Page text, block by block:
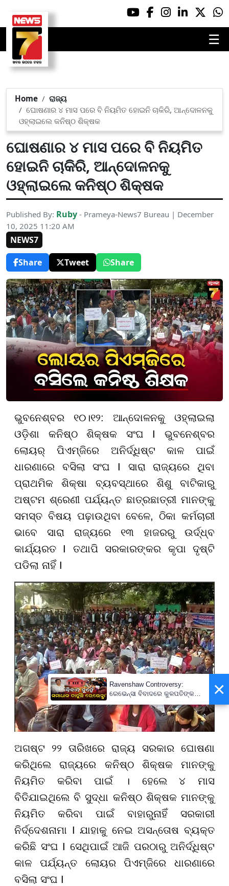
☰
Home
ରାଜ୍ୟ
ଘୋଷଣାର ୪ ମାସ ପରେ ବି ନିୟମିତ ହୋଇନି ଚାକିରି, ଆନ୍ଦୋଳନକୁ
ଓହ୍ଲାଇଲେ କନିଷ୍ଠ ଶିକ୍ଷକ
ଘୋଷଣାର ୪ ମାସ ପରେ ବି ନିୟମିତ
ହୋଇନି ଚାକିରି, ଆନ୍ଦୋଳନକୁ
ଓହ୍ଲାଇଲେ କନିଷ୍ଠ ଶିକ୍ଷକ
Published By: Ruby - Prameya-News7 Bureau | December
10, 2025 11:20 AM
NEWS7
Share
Tweet Share
ଭୁବନେଶ୍ବର ୧୦।୧୨: ଆନ୍ଦୋଳନକୁ ଓହ୍ଲାଇଲା
ଓଡ଼ିଶା କନିଷ୍ଠ ଶିକ୍ଷକ ସଂଘ I ଭୁବନେଶ୍ବର
ଲୋୟର୍ ପିଏମ୍ଜିରେ ଅନିର୍ଦ୍ଧିଷ୍ଟ କାଳ ପାଇଁ
ଧାରଣାରେ ବସିଲା ସଂଘ I ସାରା ରାଜ୍ୟରେ ଥିବା
ପ୍ରାଥମିକ ଶିକ୍ଷା ବ୍ୟବସ୍ଥାରେ ଶିଶୁ ବାଟିକାରୁ
ଅଷ୍ଟମ ଶ୍ରେଣୀ ପର୍ଯ୍ୟନ୍ତ ଛାତ୍ରଛାତ୍ରୀ ମାନଙ୍କୁ
ସମସ୍ତ ବିଷୟ ପଢ଼ାଉଥିବା ବେଳେ, ଠିକା କର୍ମଚାରୀ
ଭାବେ ସାରା ରାଜ୍ୟରେ ୧୩ ହାଜରରୁ ଉର୍ଦ୍ଧ୍ବ
କାର୍ଯ୍ୟରତ I ତଥାପି ସରକାରଙ୍କର କୃପା ଦୃଷ୍ଟି
ପଡିଲା ନାହିଁ I
ଅଗଷ୍ଟ ୨୨ ତାରିଖରେ ରାଜ୍ୟ ସରକାର ଘୋଷଣା
କରିଥିଲେ ରାଜ୍ୟରେ କନିଷ୍ଠ ଶିକ୍ଷକ ମାନଙ୍କୁ
ନିୟମିତ କରିବା ପାଇଁ । ହେଲେ ୪ ମାସ
ବିତିଯାଇଥିଲେ ବି ସୁଦ୍ଧା କନିଷ୍ଠ ଶିକ୍ଷକ ମାନଙ୍କୁ
ନିୟମିତ କରିବା ପାଇଁ ବାହାରୁନାହିଁ ସରକାରୀ
ନିର୍ଦ୍ଦେଶନାମା I ଯାହାକୁ ନେଇ ଅସନ୍ତୋଷ ବ୍ୟକ୍ତ
କରିଛି ସଂଘ I ସେଥିପାଇଁ ଆଜି ପରଠାରୁ ଅନିର୍ଦ୍ଧିଷ୍ଟ
କାଳ ପର୍ଯ୍ୟନ୍ତ ଲୋୟର ପିଏମ୍‌ଜିରେ ଧାରଣାରେ
ବସିଲା ସଂଘ I
×
Ravenshaw Controversy:
ରେଭେନ୍ସା ବିବାଦରେ କୁଳପତିଙ୍କ
ଥିଲା ଘଟଣା'